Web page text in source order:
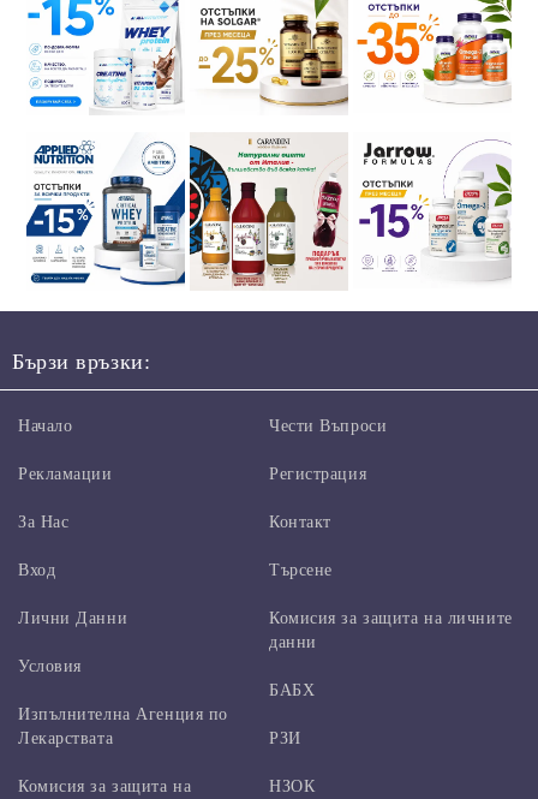
Бързи връзки:
Начало
Рекламации
За Нас
Вход
Чести Въпроси
Регистрация
Контакт
Търсене
Лични Данни
Условия
Изпълнителна Агенция по
Лекарствата
Комисия за защита на
Комисия за защита на личните
данни
БАБХ
РЗИ
НЗОК